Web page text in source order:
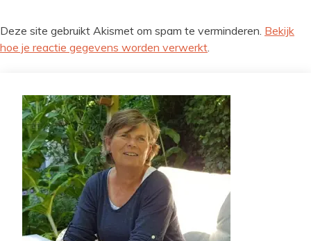
Deze site gebruikt Akismet om spam te verminderen. Bekijk
hoe je reactie gegevens worden verwerkt.